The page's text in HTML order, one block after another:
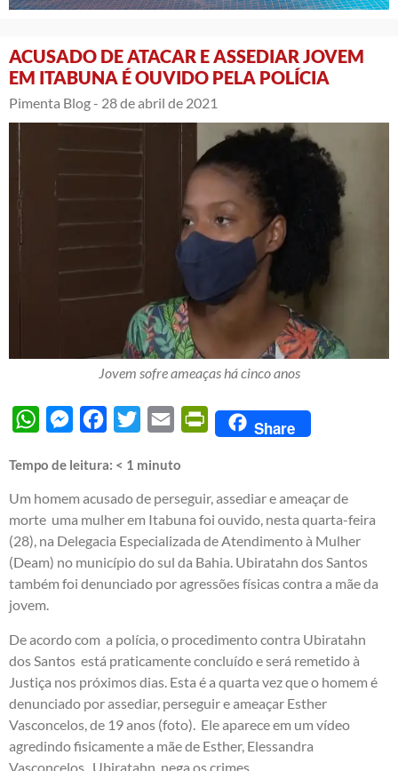
ACUSADO DE ATACAR E ASSEDIAR JOVEM
EM ITABUNA É OUVIDO PELA POLÍCIA
Pimenta Blog - 28 de abril de 2021
Jovem sofre ameaças há cinco anos
WhatsAppMessengerFacebook
Twitter Email PrintFriendly
Share
Tempo de leitura: < 1 minuto
Um homem acusado de perseguir, assediar e ameaçar de
morte uma mulher em Itabuna foi ouvido, nesta quarta-feira
(28), na Delegacia Especializada de Atendimento à Mulher
(Deam) no município do sul da Bahia. Ubiratahn dos Santos
também foi denunciado por agressões físicas contra a mãe da
jovem.
De acordo com a polícia, o procedimento contra Ubiratahn
dos Santos está praticamente concluído e será remetido à
Justiça nos próximos dias. Esta é a quarta vez que o homem é
denunciado por assediar, perseguir e ameaçar Esther
Vasconcelos, de 19 anos (foto). Ele aparece em um vídeo
agredindo fisicamente a mãe de Esther, Elessandra
Vasconcelos. Ubiratahn nega os crimes.